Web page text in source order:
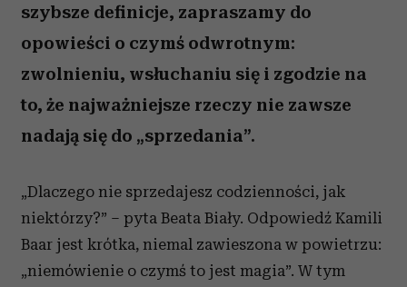
szybsze definicje, zapraszamy do
opowieści o czymś odwrotnym:
zwolnieniu, wsłuchaniu się i zgodzie na
to, że najważniejsze rzeczy nie zawsze
nadają się do „sprzedania”.
„Dlaczego nie sprzedajesz codzienności, jak
niektórzy?” – pyta Beata Biały. Odpowiedź Kamili
Baar jest krótka, niemal zawieszona w powietrzu:
„niemówienie o czymś to jest magia”. W tym